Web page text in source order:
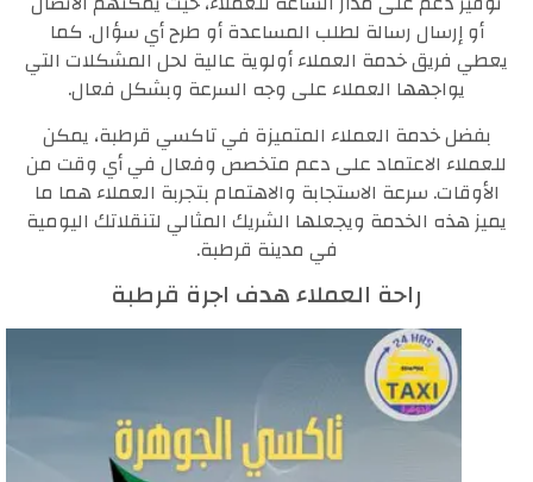
أو إرسال رسالة لطلب المساعدة أو طرح أي سؤال. كما
يعطي فريق خدمة العملاء أولوية عالية لحل المشكلات التي
يواجهها العملاء على وجه السرعة وبشكل فعال.
بفضل خدمة العملاء المتميزة في تاكسي قرطبة، يمكن
للعملاء الاعتماد على دعم متخصص وفعال في أي وقت من
الأوقات. سرعة الاستجابة والاهتمام بتجربة العملاء هما ما
يميز هذه الخدمة ويجعلها الشريك المثالي لتنقلاتك اليومية
في مدينة قرطبة.
راحة العملاء هدف اجرة قرطبة